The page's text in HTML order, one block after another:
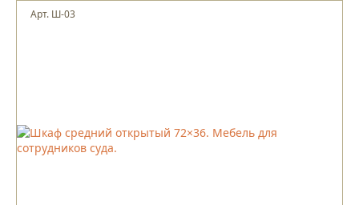
Арт. Ш-03